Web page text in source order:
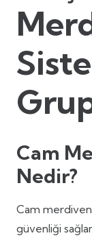
Cam
Nedir?
Cam
güvenliği